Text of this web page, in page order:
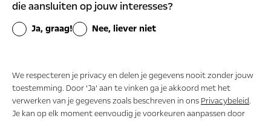
die aansluiten op jouw interesses?
Ja, graag! Nee, liever niet
We respecteren je privacy en delen je gegevens nooit zonder jouw
toestemming. Door ‘Ja’ aan te vinken ga je akkoord met het
verwerken van je gegevens zoals beschreven in ons Privacybeleid.
Je kan op elk moment eenvoudig je voorkeuren aanpassen door